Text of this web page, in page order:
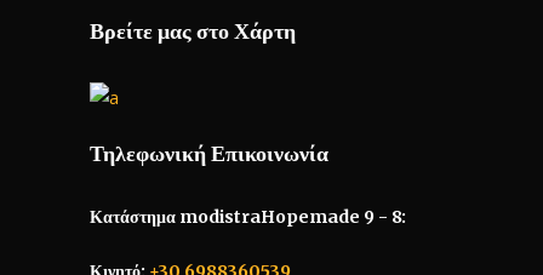
Βρείτε μας στο Χάρτη
Τηλεφωνική Επικοινωνία
Κατάστημα modistraHopemade 9 - 8: